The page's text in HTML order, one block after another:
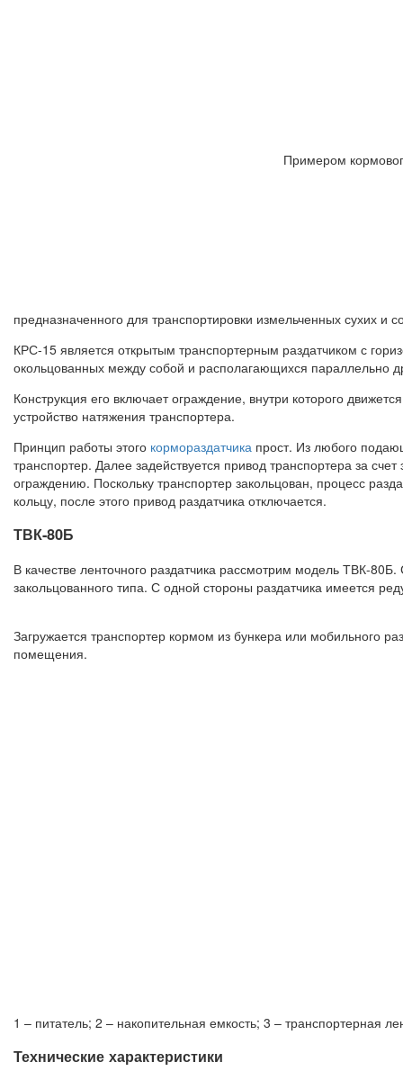
Примером
предназначенного для транспортировки измельченных сухих
КРС-15 является открытым транспортерным раздатчиком с
окольцованных между собой и располагающихся параллельно
Конструкция его включает ограждение, внутри которого
устройство натяжения транспортера.
Принцип работы этого кормораздатчика прост. Из любого
транспортер. Далее задействуется привод транспортера за
ограждению. Поскольку транспортер закольцован, процесс
кольцу, после этого привод раздатчика отключается.
ТВК-80Б
В качестве ленточного раздатчика рассмотрим модель ТВК-
закольцованного типа. С одной стороны раздатчика имеется
Загружается транспортер кормом из бункера или мобильного
помещения.
1 – питатель; 2 – накопительная емкость; 3 – транспортерная
Технические характеристики